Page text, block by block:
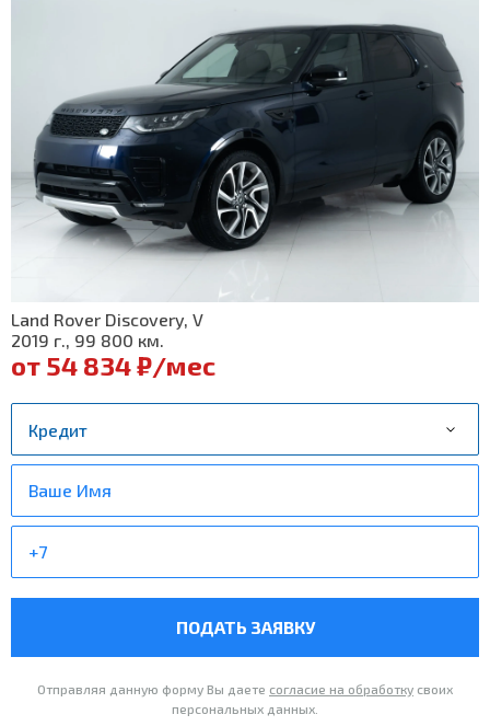
Land Rover Discovery, V
2019 г., 99 800 км.
от 54 834 ₽/мес
ПОДАТЬ ЗАЯВКУ
Отправляя данную форму Вы даете согласие на обработку своих
персональных данных.